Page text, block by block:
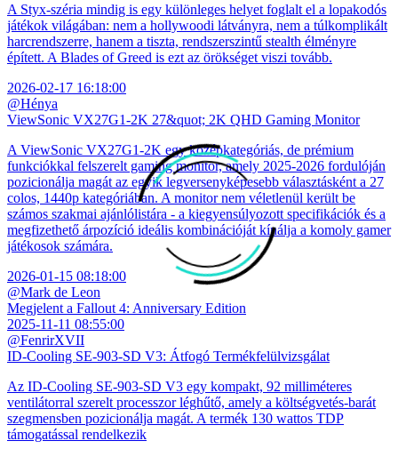
A Styx-széria mindig is egy különleges helyet foglalt el a lopakodós
játékok világában: nem a hollywoodi látványra, nem a túlkomplikált
harcrendszerre, hanem a tiszta, rendszerszintű stealth élményre
épített. A Blades of Greed is ezt az örökséget viszi tovább.
2026-02-17 16:18:00
@Hénya
ViewSonic VX27G1-2K 27&quot; 2K QHD Gaming Monitor
A ViewSonic VX27G1-2K egy középkategóriás, de prémium
funkciókkal felszerelt gaming monitor, amely 2025-2026 fordulóján
pozicionálja magát az egyik legversenyképesebb választásként a 27
colos, 1440p kategóriában. A monitor nem véletlenül került be
számos szakmai ajánlólistára - a kiegyensúlyozott specifikációk és a
megfizethető árpozíció ideális kombinációját kínálja a komoly gamer
játékosok számára.
2026-01-15 08:18:00
@Mark de Leon
Megjelent a Fallout 4: Anniversary Edition
2025-11-11 08:55:00
@FenrirXVII
ID-Cooling SE-903-SD V3: Átfogó Termékfelülvizsgálat
Az ID-Cooling SE-903-SD V3 egy kompakt, 92 milliméteres
ventilátorral szerelt processzor léghűtő, amely a költségvetés-barát
szegmensben pozicionálja magát. A termék 130 wattos TDP
támogatással rendelkezik